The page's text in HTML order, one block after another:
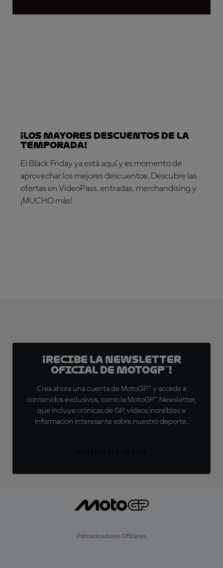
¡Los mayores descuentos de la
temporada!
El Black Friday ya está aquí y es momento de
aprovechar los mejores descuentos. Descubre las
ofertas en VideoPass, entradas, merchandising y
¡MUCHO más!
¡Recibe la Newsletter
oficial de MotoGP™!
Crea ahora una cuenta de MotoGP™ y accede a
contenidos exclusivos, como la MotoGP™ Newsletter,
que incluye crónicas de GP, vídeos increíbles e
información interesante sobre nuestro deporte.
Patrocinadores Oficiales